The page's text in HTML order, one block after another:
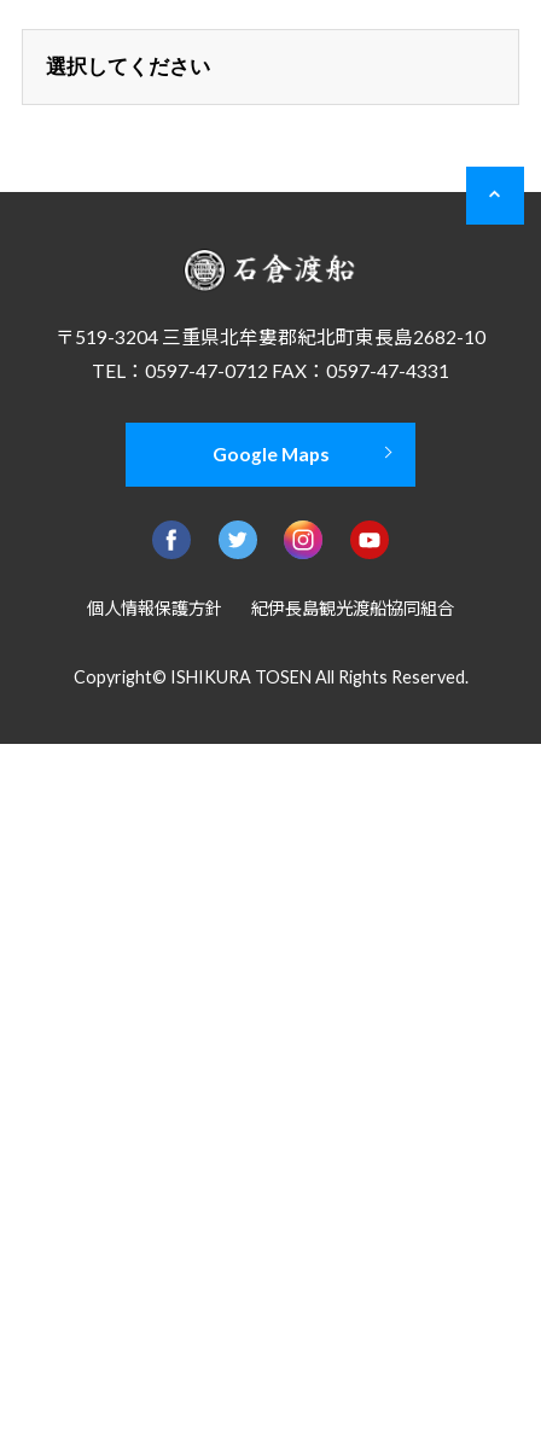
〒519-3204 三重県北牟婁郡紀北町東長島2682-10
TEL：0597-47-0712 FAX：0597-47-4331
Google Maps
個人情報保護方針 紀伊長島観光渡船協同組合
Copyright© ISHIKURA TOSEN All Rights Reserved.